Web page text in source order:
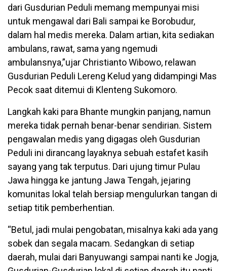
dari Gusdurian Peduli memang mempunyai misi
untuk mengawal dari Bali sampai ke Borobudur,
dalam hal medis mereka. Dalam artian, kita sediakan
ambulans, rawat, sama yang ngemudi
ambulansnya,”ujar Christianto Wibowo, relawan
Gusdurian Peduli Lereng Kelud yang didampingi Mas
Pecok saat ditemui di Klenteng Sukomoro.
Langkah kaki para Bhante mungkin panjang, namun
mereka tidak pernah benar-benar sendirian. Sistem
pengawalan medis yang digagas oleh Gusdurian
Peduli ini dirancang layaknya sebuah estafet kasih
sayang yang tak terputus. Dari ujung timur Pulau
Jawa hingga ke jantung Jawa Tengah, jejaring
komunitas lokal telah bersiap mengulurkan tangan di
setiap titik pemberhentian.
“Betul, jadi mulai pengobatan, misalnya kaki ada yang
sobek dan segala macam. Sedangkan di setiap
daerah, mulai dari Banyuwangi sampai nanti ke Jogja,